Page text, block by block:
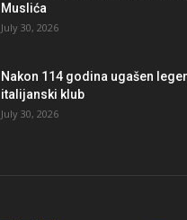
Muslića
July 30, 2026
Nakon 114 godina ugašen
italijanski klub
July 30, 2026